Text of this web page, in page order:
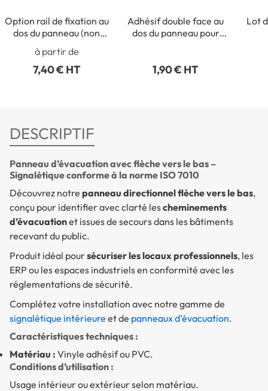
Option rail de fixation au
dos du panneau (non
à partir de
7,40 € HT
Adhésif double face au
dos du panneau pour
1,90 € HT
Lot
DESCRIPTIF
Panneau d’évacuation avec flèche vers le bas –
Signalétique conforme à la norme ISO 7010
Découvrez notre panneau directionnel flèche vers le bas,
conçu pour identifier avec clarté lescheminements
d’évacuationet issues de secours dans les bâtiments
recevant du public.
Produit idéal poursécuriser les locaux professionnels, les
ERP ou les espaces industriels en conformité avec les
réglementations de sécurité.
Complétez votre installation avec notre gamme de
signalétique intérieure et de panneaux d’évacuation.
Caractéristiques techniques :
Matériau : Vinyle adhésif ou PVC.
Conditions d’utilisation :
Usage intérieur ou extérieur selon matériau.